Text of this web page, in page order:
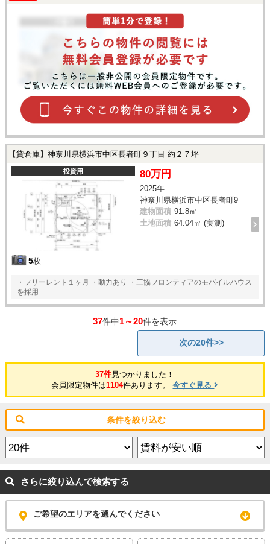
【貸倉庫】神奈川県横浜市中区長者町９丁目 約２７坪
投資用
5枚
80万円
2025年
神奈川県横浜市中区長者町9
建物面積 91.8㎡
土地面積 64.04㎡ (実測)
・フリーレント１ヶ月 ・動力あり ・三協フロンティアのモバイルハウス
を採用
37件中1～20件を表示
次の20件>>
37件見つかりました！
会員限定物件は1104件あります。今すぐ見る
条件を絞り込む
さらに絞り込んで検索する
ご希望のエリアを選んでください